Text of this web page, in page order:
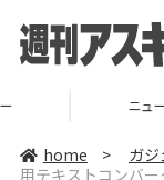
home > ガジ
用テキストコンバー